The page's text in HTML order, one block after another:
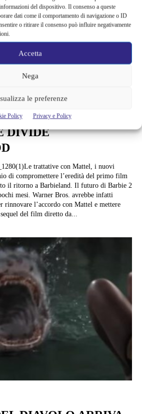
del dispositivo. Il consenso a queste
dati come il comportamento di navigazione o ID
o ritirare il consenso può influire negativamente
Accetta
Nega
le preferenze
Policy Privacy e Policy
HA POCHI MESI
UN ACCORDO: IL
DIVIDE
trattative con Mattel, i nuovi
di compromettere l’eredità del primo film
a Barbieland. Il futuro di Barbie 2
mesi. Warner Bros. avrebbe infatti
rinnovare l’accordo con Mattel e mettere
del film diretto da...